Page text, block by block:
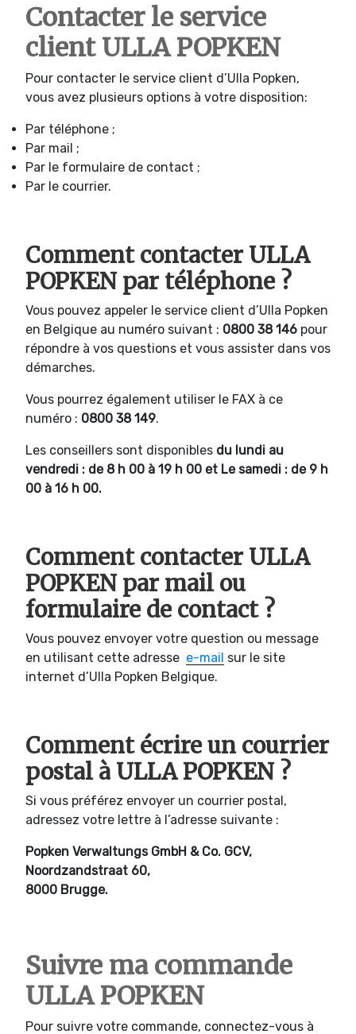
Contacter le service
client ULLA POPKEN
Pour contacter le service client d’Ulla Popken,
vous avez plusieurs options à votre disposition:
Par téléphone ;
Par mail ;
Par le formulaire de contact ;
Par le courrier.
Comment contacter ULLA
POPKEN par téléphone ?
Vous pouvez appeler le service client d’Ulla Popken
en Belgique au numéro suivant : 0800 38 146 pour
répondre à vos questions et vous assister dans vos
démarches.
Vous pourrez également utiliser le FAX à ce
numéro : 0800 38 149.
Les conseillers sont disponibles du lundi au
vendredi : de 8 h 00 à 19 h 00 et Le samedi : de 9 h
00 à 16 h 00.
Comment contacter ULLA
POPKEN par mail ou
formulaire de contact ?
Vous pouvez envoyer votre question ou message
en utilisant cette adresse e-mail sur le site
internet d’Ulla Popken Belgique.
Comment écrire un courrier
postal à ULLA POPKEN ?
Si vous préférez envoyer un courrier postal,
adressez votre lettre à l’adresse suivante :
Popken Verwaltungs GmbH & Co. GCV,
Noordzandstraat 60,
8000 Brugge.
Suivre ma commande
ULLA POPKEN
Pour suivre votre commande, connectez-vous à